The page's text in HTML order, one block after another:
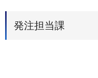
発注担当課